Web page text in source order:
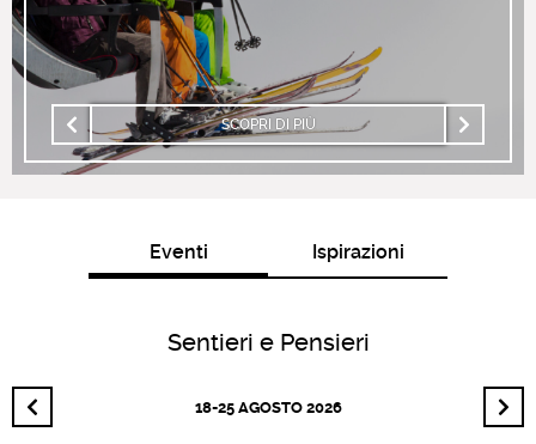
SCOPRI DI PIÙ
Eventi Ispirazioni
18-25 AGOSTO 2026
Sentieri e Pensieri